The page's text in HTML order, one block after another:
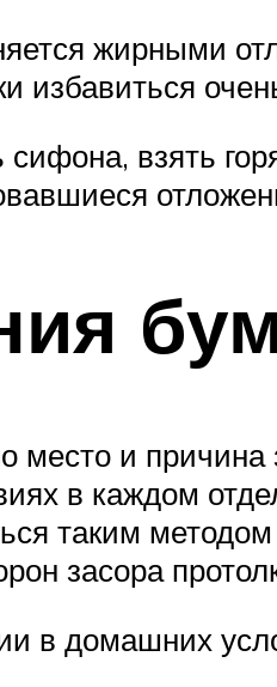
жирными
взять
место и
в каждом
таким
засора
в домашних